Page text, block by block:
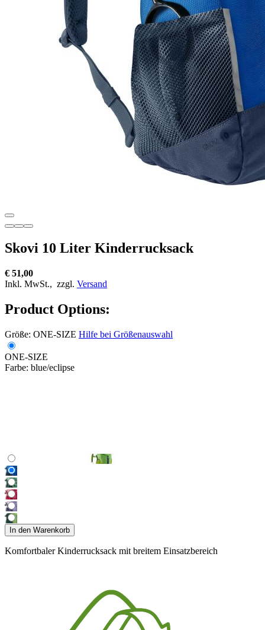
Skovi 10 Liter Kinderrucksack
€ 51,00
Inkl. MwSt., zzgl. Versand
Product Options:
Größe: ONE-SIZE Hilfe bei Größenauswahl
ONE-SIZE
Farbe: blue/eclipse
In den Warenkorb
Komfortbaler Kinderrucksack mit breitem Einsatzbereich